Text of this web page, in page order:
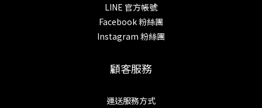
LINE 官方帳號
Facebook 粉絲團
Instagram 粉絲團
顧客服務
運送服務方式